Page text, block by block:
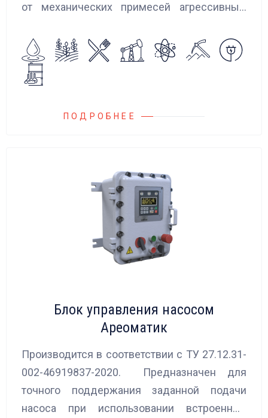
от механических примесей агрессивных,
и суспензий. Фильтры устанавливаются
на всасывающих линиях дозировочных
насосных агрегатов и установок.
ПОДРОБНЕЕ
Блок управления насосом
Ареоматик
Производится в соответствии с ТУ 27.12.31-
002-46919837-2020. Предназначен для
точного поддержания заданной подачи
насоса при использовании встроенных